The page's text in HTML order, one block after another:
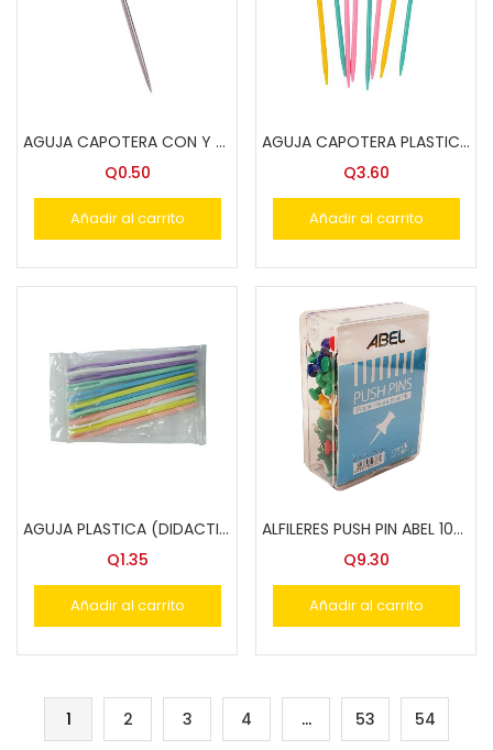
AGUJA CAPOTERA CON Y SIN PUNTA
Q0.50
Añadir al carrito
AGUJA CAPOTERA PLASTICA GRANDE
Q3.60
Añadir al carrito
AGUJA PLASTICA (DIDACTIS)
Q1.35
Añadir al carrito
ALFILERES PUSH PIN ABEL 100 X CAJA 40307
Q9.30
Añadir al carrito
1 2 3 4 … 53 54